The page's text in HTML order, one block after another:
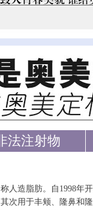
法注射物
人造脂肪。自1998年
次用于丰颊、隆鼻和